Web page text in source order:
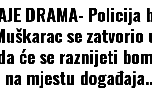
DRAMA-
se zatvorio
će se raznijeti
mjestu